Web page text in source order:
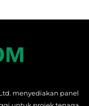
menyediakan panel